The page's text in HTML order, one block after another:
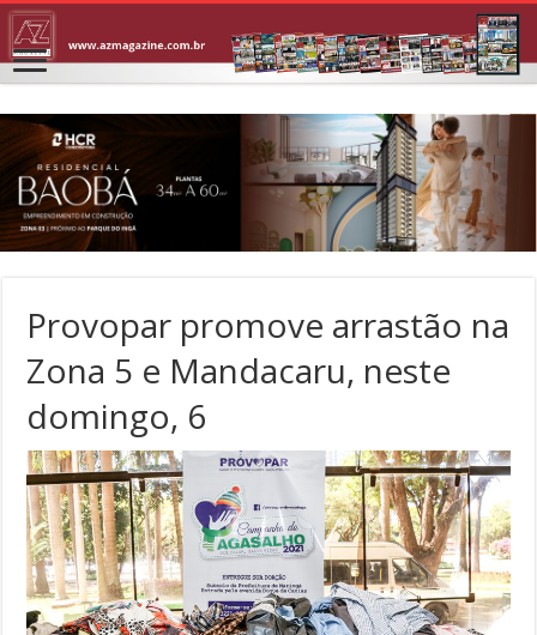
Provopar promove arrastão na
Zona 5 e Mandacaru, neste
domingo, 6